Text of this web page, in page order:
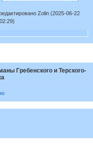
Zolin (2025-06-22
Гребенского и Терского-